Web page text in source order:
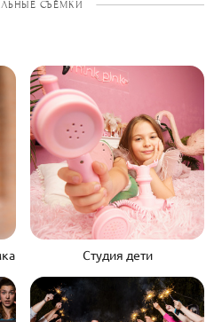
СЪЁМКИ
Студия дети